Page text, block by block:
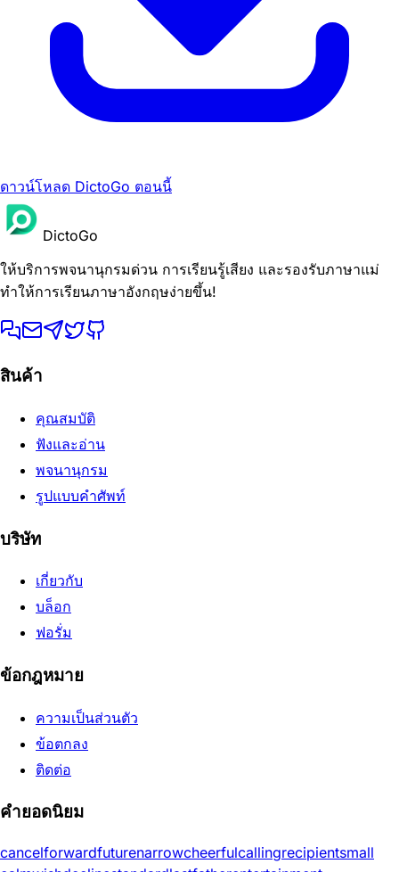
ดาวน์โหลด DictoGo ตอนนี้
DictoGo
ให้บริการพจนานุกรมด่วน การเรียนรู้เสียง และรองรับภาษาแม่
ทำให้การเรียนภาษาอังกฤษง่ายขึ้น!
สินค้า
คุณสมบัติ
ฟังและอ่าน
พจนานุกรม
รูปแบบคำศัพท์
บริษัท
เกี่ยวกับ
บล็อก
ฟอรั่ม
ข้อกฎหมาย
ความเป็นส่วนตัว
ข้อตกลง
ติดต่อ
คำยอดนิยม
cancelforwardfuturenarrowcheerfulcallingrecipientsmall